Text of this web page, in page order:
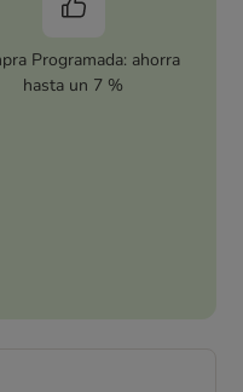
Programada: ahorra
hasta un 7 %